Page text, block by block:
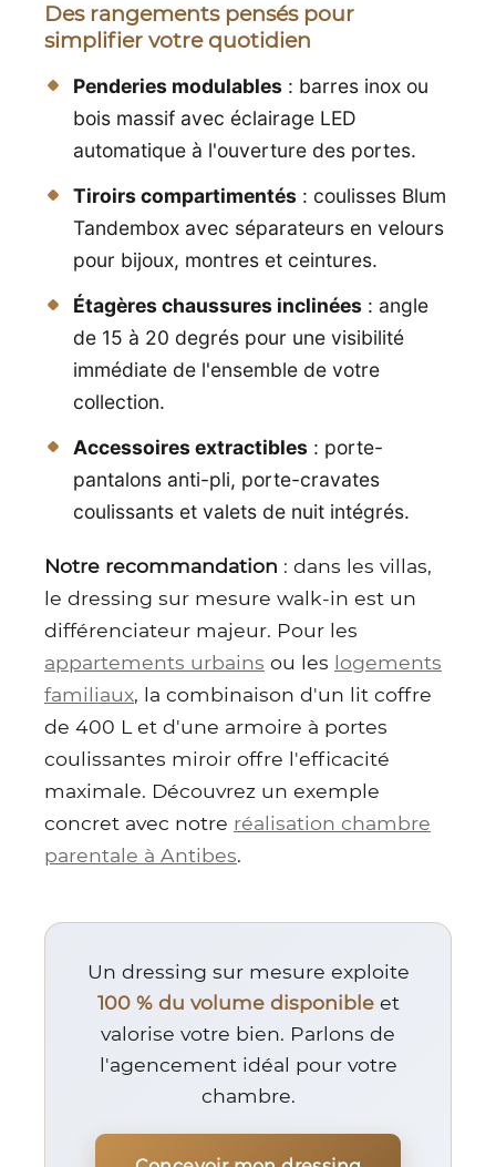
Des rangements pensés pour
simplifier votre quotidien
Penderies modulables : barres inox ou
bois massif avec éclairage LED
automatique à l'ouverture des portes.
Tiroirs compartimentés : coulisses Blum
Tandembox avec séparateurs en velours
pour bijoux, montres et ceintures.
Étagères chaussures inclinées : angle
de 15 à 20 degrés pour une visibilité
immédiate de l'ensemble de votre
collection.
Accessoires extractibles : porte-
pantalons anti-pli, porte-cravates
coulissants et valets de nuit intégrés.
Notre recommandation : dans les villas,
le dressing sur mesure walk-in est un
différenciateur majeur. Pour les
appartements urbains ou les logements
familiaux, la combinaison d'un lit coffre
de 400 L et d'une armoire à portes
coulissantes miroir offre l'efficacité
maximale. Découvrez un exemple
concret avec notre réalisation chambre
parentale à Antibes.
Un dressing sur mesure exploite
100 % du volume disponibleet
valorise votre bien. Parlons de
l'agencement idéal pour votre
chambre.